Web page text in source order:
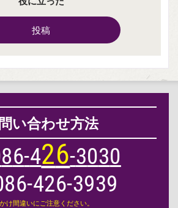
投稿
い合わせ方法
86-426-3030
426-3939
け間違いにご注意ください。